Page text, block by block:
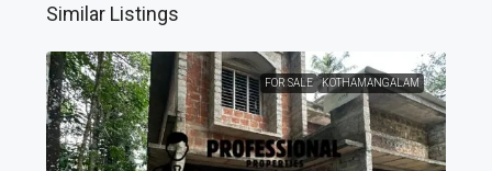
Similar Listings
FOR SALE KOTHAMANGALAM